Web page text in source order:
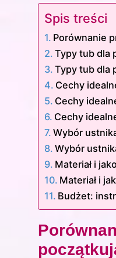
Spis treści
Porównanie
Typy tub dla
Typy tub dla
Cechy
Cechy
Cechy
Wybór
Wybór
Materiał i
Materiał i
Budżet: